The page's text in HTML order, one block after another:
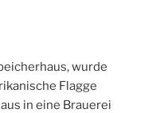
wurde
Flagge
in eine Brauerei